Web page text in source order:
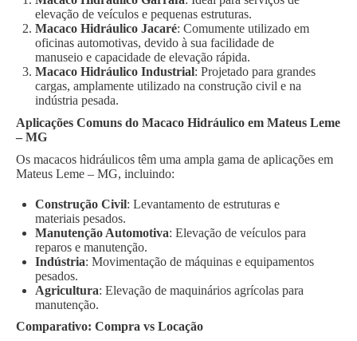
elevação de veículos e pequenas estruturas.
Macaco Hidráulico Jacaré: Comumente utilizado em
oficinas automotivas, devido à sua facilidade de
manuseio e capacidade de elevação rápida.
Macaco Hidráulico Industrial: Projetado para grandes
cargas, amplamente utilizado na construção civil e na
indústria pesada.
Aplicações Comuns do Macaco Hidráulico em Mateus Leme
– MG
Os macacos hidráulicos têm uma ampla gama de aplicações em
Mateus Leme – MG, incluindo:
Construção Civil: Levantamento de estruturas e
materiais pesados.
Manutenção Automotiva: Elevação de veículos para
reparos e manutenção.
Indústria: Movimentação de máquinas e equipamentos
pesados.
Agricultura: Elevação de maquinários agrícolas para
manutenção.
Comparativo: Compra vs Locação